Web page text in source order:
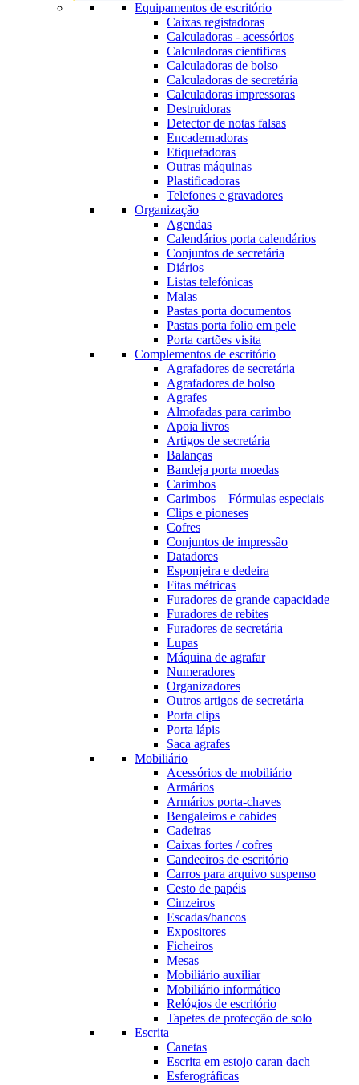
Equipamentos de escritório
Caixas registadoras
Calculadoras - acessórios
Calculadoras cientificas
Calculadoras de bolso
Calculadoras de secretária
Calculadoras impressoras
Destruidoras
Detector de notas falsas
Encadernadoras
Etiquetadoras
Outras máquinas
Plastificadoras
Telefones e gravadores
Organização
Agendas
Calendários porta calendários
Conjuntos de secretária
Diários
Listas telefónicas
Malas
Pastas porta documentos
Pastas porta folio em pele
Porta cartões visita
Complementos de escritório
Agrafadores de secretária
Agrafadores de bolso
Agrafes
Almofadas para carimbo
Apoia livros
Artigos de secretária
Balanças
Bandeja porta moedas
Carimbos
Carimbos – Fórmulas especiais
Clips e pioneses
Cofres
Conjuntos de impressão
Datadores
Esponjeira e dedeira
Fitas métricas
Furadores de grande capacidade
Furadores de rebites
Furadores de secretária
Lupas
Máquina de agrafar
Numeradores
Organizadores
Outros artigos de secretária
Porta clips
Porta lápis
Saca agrafes
Mobiliário
Acessórios de mobiliário
Armários
Armários porta-chaves
Bengaleiros e cabides
Cadeiras
Caixas fortes / cofres
Candeeiros de escritório
Carros para arquivo suspenso
Cesto de papéis
Cinzeiros
Escadas/bancos
Expositores
Ficheiros
Mesas
Mobiliário auxiliar
Mobiliário informático
Relógios de escritório
Tapetes de protecção de solo
Escrita
Canetas
Escrita em estojo caran dach
Esferográficas